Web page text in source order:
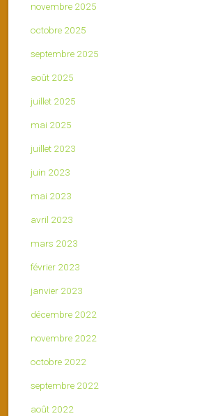
novembre 2025
octobre 2025
septembre 2025
août 2025
juillet 2025
mai 2025
juillet 2023
juin 2023
mai 2023
avril 2023
mars 2023
février 2023
janvier 2023
décembre 2022
novembre 2022
octobre 2022
septembre 2022
août 2022